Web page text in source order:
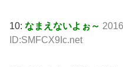
10: なまえないよぉ～
ID:SMFCX9Ic.net